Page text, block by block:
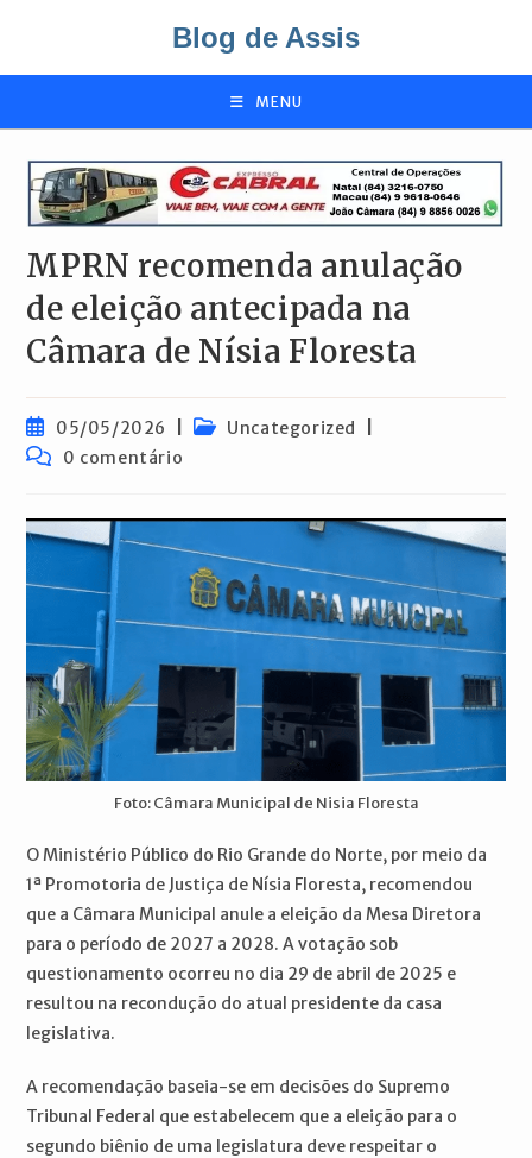
o
Blog de Assis
MENU
MPRN recomenda anulação
de eleição antecipada na
Câmara de Nísia Floresta
Post
publicado:
05/05/2026
Categoria
Uncategorized
Comentários
0 comentário
Foto: Câmara Municipal de Nisia Floresta
O Ministério Público do Rio Grande do Norte, por meio da
1ª Promotoria de Justiça de Nísia Floresta, recomendou
que a Câmara Municipal anule a eleição da Mesa Diretora
para o período de 2027 a 2028. A votação sob
questionamento ocorreu no dia 29 de abril de 2025 e
resultou na recondução do atual presidente da casa
legislativa.
A recomendação baseia-se em decisões do Supremo
Tribunal Federal que estabelecem que a eleição para o
segundo biênio de uma legislatura deve respeitar o